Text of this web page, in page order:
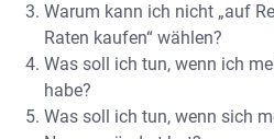
Warum kann ich nicht „auf
Raten kaufen“ wählen?
Was soll ich tun, wenn ich
habe?
Was soll ich tun, wenn sich